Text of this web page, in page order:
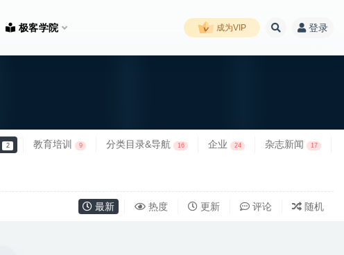
极客学院 成为VIP 登录
2 教育培训 9 分类目录&导航 16 企业 24 杂志新闻 17
最新 热度 更新 评论 随机